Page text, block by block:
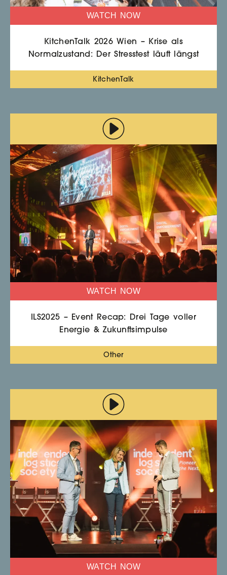
WATCH NOW
KitchenTalk 2026 Wien – Krise als
Normalzustand: Der Stresstest läuft längst
KitchenTalk
WATCH NOW
ILS2025 – Event Recap: Drei Tage voller
Energie & Zukunftsimpulse
Other
WATCH NOW